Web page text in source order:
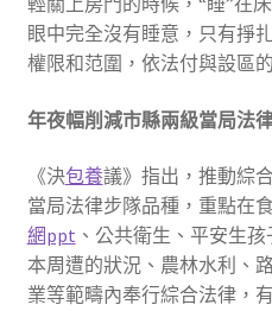
眼中完全沒有睡意，只有掙
權限和范圍，依法付與設區
年夜幅削減市縣兩級當局法
《決包養議》指出，推動綜
當局法律步隊品種，重點在
網ppt 、公共衛生、平安生
本周遭的狀況、農林水利、
業等範疇內奉行綜合法律，